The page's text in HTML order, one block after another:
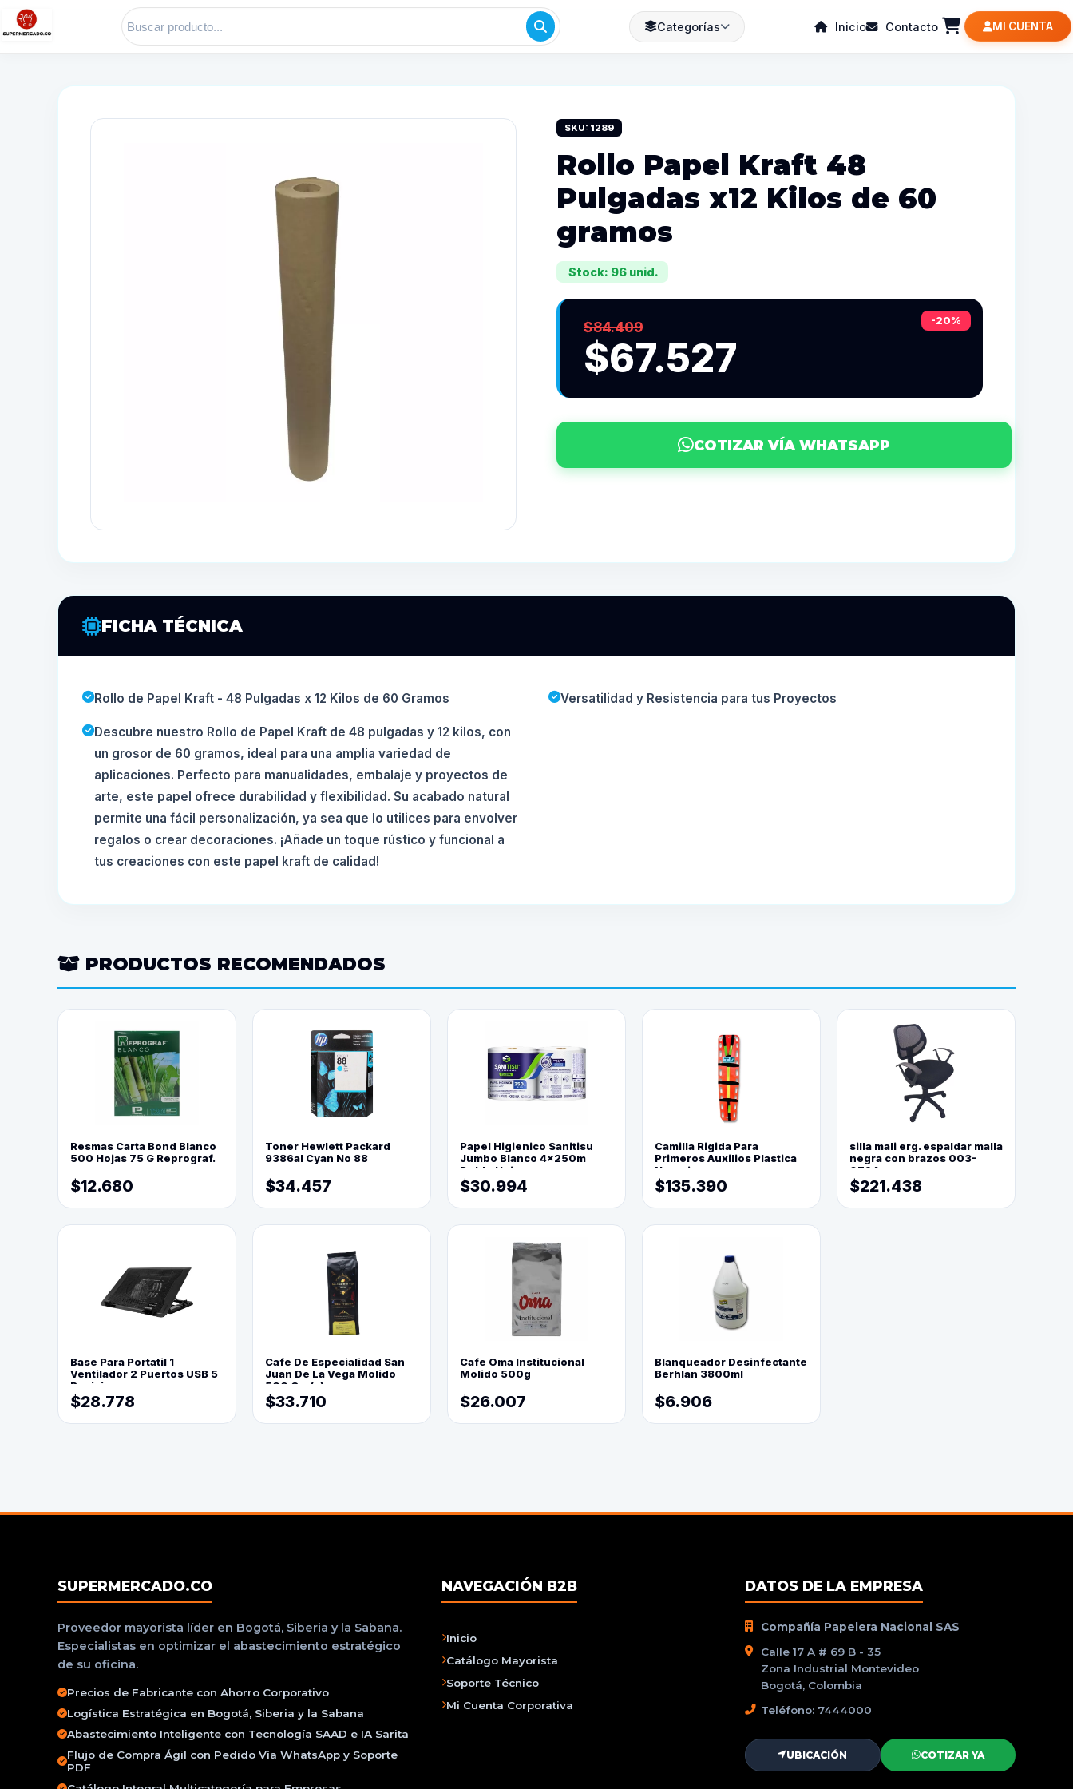
Categorías Inicio Contacto MI CUENTA
SKU: 1289
Rollo Papel Kraft 48
Pulgadas x12 Kilos de 60
gramos
Stock: 96 unid.
-20%
$84.409
$67.527
COTIZAR VÍA WHATSAPP
FICHA TÉCNICA
Rollo de Papel Kraft - 48 Pulgadas x 12 Kilos de 60 Gramos Versatilidad y Resistencia para tus Proyectos
Descubre nuestro Rollo de Papel Kraft de 48 pulgadas y 12 kilos, con
un grosor de 60 gramos, ideal para una amplia variedad de
aplicaciones. Perfecto para manualidades, embalaje y proyectos de
arte, este papel ofrece durabilidad y flexibilidad. Su acabado natural
permite una fácil personalización, ya sea que lo utilices para envolver
regalos o crear decoraciones. ¡Añade un toque rústico y funcional a
tus creaciones con este papel kraft de calidad!
PRODUCTOS RECOMENDADOS
Resmas Carta Bond Blanco
500 Hojas 75 G Reprograf.
$12.680
Toner Hewlett Packard
9386al Cyan No 88
$34.457
Papel Higienico Sanitisu
Jumbo Blanco 4x250m
Doble Hoja
$30.994
Camilla Rigida Para
Primeros Auxilios Plastica
Naranja
$135.390
silla mali erg. espaldar malla
negra con brazos 003-
0794
$221.438
Base Para Portatil 1
Ventilador 2 Puertos USB 5
Posiciones
$28.778
Cafe De Especialidad San
Juan De La Vega Molido
500 Grs(=)
$33.710
Cafe Oma Institucional
Molido 500g
$26.007
Blanqueador Desinfectante
Berhlan 3800ml
$6.906
SUPERMERCADO.CO
Proveedor mayorista líder en Bogotá, Siberia y la Sabana.
Especialistas en optimizar el abastecimiento estratégico
de su oficina.
Precios de Fabricante con Ahorro Corporativo
Logística Estratégica en Bogotá, Siberia y la Sabana
Abastecimiento Inteligente con Tecnología SAAD e IA Sarita
Flujo de Compra Ágil con Pedido Vía WhatsApp y Soporte
PDF
NAVEGACIÓN B2B
Inicio
Catálogo Mayorista
Soporte Técnico
Mi Cuenta Corporativa
DATOS DE LA EMPRESA
Compañía Papelera Nacional SAS
Calle 17 A # 69 B - 35
Zona Industrial Montevideo
Bogotá, Colombia
Teléfono: 7444000
UBICACIÓN COTIZAR YA